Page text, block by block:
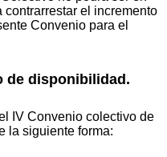
el incremento
Convenio para el
disponibilidad.
IV Convenio colectivo de
la siguiente forma: